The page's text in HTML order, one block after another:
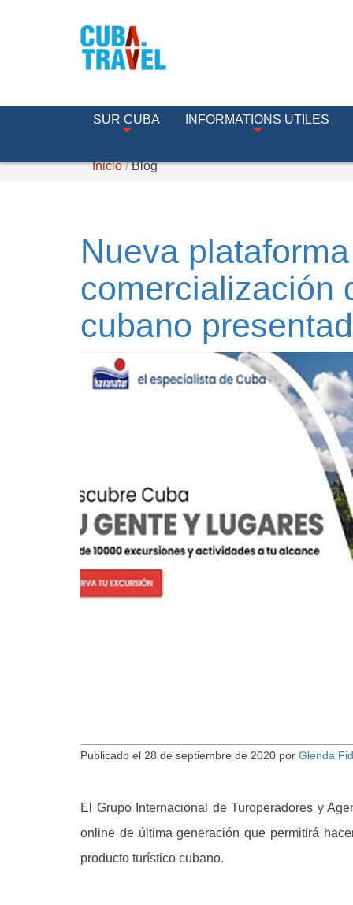
SUR CUBA INFORMATIONS UTILES
Inicio Blog
Nueva
comercialización
cubano
Publicado el 28 de septiembre de 2020 por Glenda
El Grupo Internacional de Turoperadores y
online de última generación que permitirá
producto turístico cubano.